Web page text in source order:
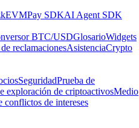
Pay SDKAI Agent SDK
BTC/USDGlosarioWidgets
reclamacionesAsistenciaCrypto
SeguridadPrueba de
exploración de criptoactivosMedio
conflictos de intereses